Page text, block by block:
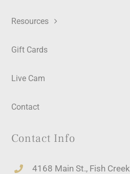
Resources
Gift Cards
Live Cam
Contact
Contact Info
4168 Main St., Fish Creek